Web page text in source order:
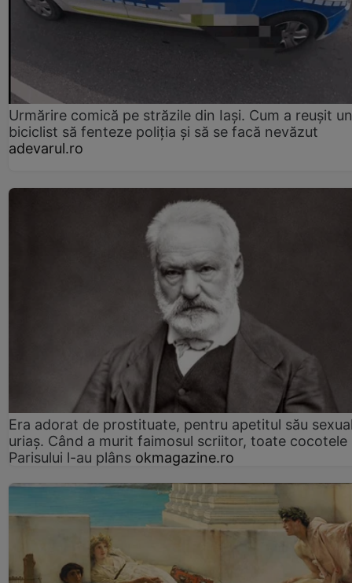
Urmărire comică pe străzile din Iași. Cum a reușit un
biciclist să fenteze poliția și să se facă nevăzut
adevarul.ro
Era adorat de prostituate, pentru apetitul său
uriaș. Când a murit faimosul scriitor, toate cocotele
Parisului l-au plâns okmagazine.ro